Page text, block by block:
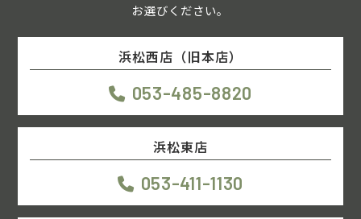
お選びください。
浜松西店（旧本店）
053-485-8820
浜松東店
053-411-1130